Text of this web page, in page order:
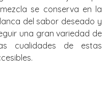
se conserva en la
del sabor deseado y
una gran variedad de
cualidades de estas